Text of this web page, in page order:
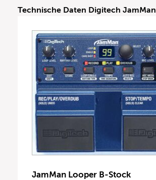
Technische Daten Digitech JamMan
JamMan Looper B-Stock